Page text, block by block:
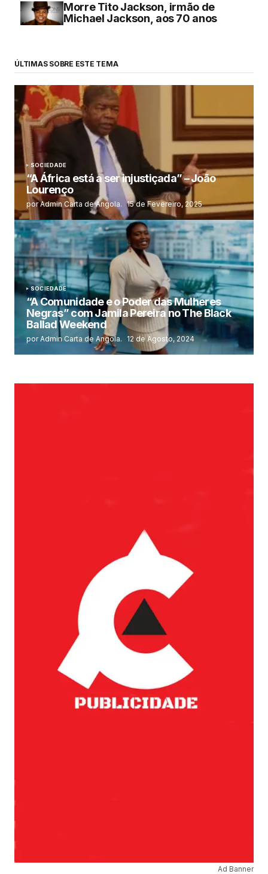
Morre Tito Jackson, irmão de
Michael Jackson, aos 70 anos
ÚLTIMAS SOBRE ESTE TEMA
SOCIEDADE
“A África está a ser injustiçada” – João
Lourenço
por Admin Carta de Angola. 15 de Fevereiro, 2025
SOCIEDADE
“A Comunidade e o Poder das Mulheres
Negras” com Jamila Pereira no The Black
Ballad Weekend
por Admin Carta de Angola. 12 de Agosto, 2024
Ad Banner